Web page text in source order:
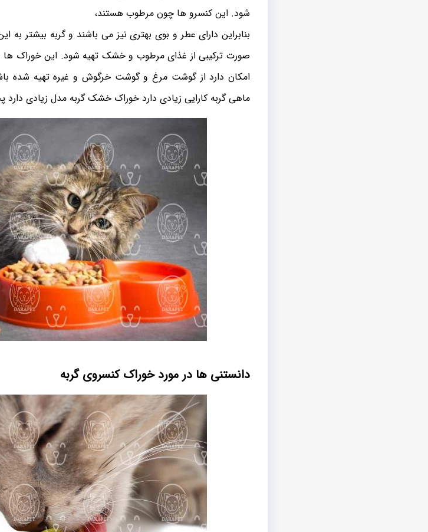
‌شود. این کنسرو ها چون مرطوب هستند،
بنابراین دارای عطر و بوی بهتری نیز می ‌باشند و گربه بیشتر
صورت ترکیبی از غذای مرطوب و خشک تهیه شود. این خوراک
امکان دارد از گوشت مرغ و گوشت خرگوش و غیره تهیه شده
ماهی گربه کارایی زیادی دارد خوراک خشک گربه مدل زیادی دارد
دانستنی ها در مورد خوراک کنسروی گربه